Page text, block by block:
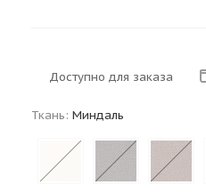
Доступно для заказа
Ткань: Миндаль